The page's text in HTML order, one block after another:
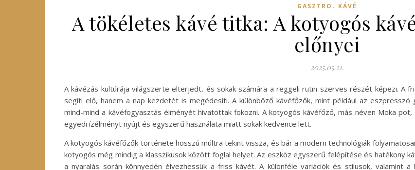
GASZTRO , KÁVÉ
A tökéletes kávé titka: A kotyogós
előnyei
2025.05.21.
A kávézás kultúrája világszerte elterjedt, és sokak számára a reggeli rutin szerves részét képezi. A
segíti elő, hanem a nap kezdetét is megédesíti. A különböző kávéfőzők, mint például az
mind-mind a kávéfogyasztás élményét hivatottak fokozni. A kotyogós kávéfőző, más néven Moka
egyedi ízélményt nyújt és egyszerű használata miatt sokak kedvence lett.
A kotyogós kávéfőzők története hosszú múltra tekint vissza, és bár a modern technológiák
kotyogós még mindig a klasszikusok között foglal helyet. Az eszköz egyszerű felépítése és hatékony
a nyaralás során könnyedén élvezhessük a friss kávét. A különféle variációk és stílusok, valamint